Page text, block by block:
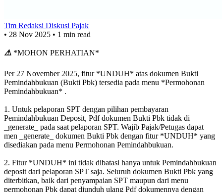
Tim Redaksi Diskusi Pajak
• 28 Nov 2025 • 1 min read
⚠️ *MOHON PERHATIAN*
Per 27 November 2025, fitur *UNDUH* atas dokumen Bukti
Pemindahbukuan (Bukti Pbk) tersedia pada menu *Permohonan
Pemindahbukuan* .
1. Untuk pelaporan SPT dengan pilihan pembayaran
Pemindahbukuan Deposit, Pdf dokumen Bukti Pbk tidak di
_generate_ pada saat pelaporan SPT. Wajib Pajak/Petugas dapat
men _generate_ dokumen Bukti Pbk dengan fitur *UNDUH* yang
disediakan pada menu Permohonan Pemindahbukuan.
2. Fitur *UNDUH* ini tidak dibatasi hanya untuk Pemindahbukuan
deposit dari pelaporan SPT saja. Seluruh dokumen Bukti Pbk yang
diterbitkan, baik dari penyampaian SPT maupun dari menu
permohonan Pbk dapat diunduh ulang Pdf dokumennya dengan